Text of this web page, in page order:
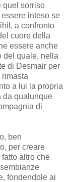
quel sorriso
inteso se
a confronto
cuore della
essere anche
del quale, nella
di Desmair per
a lui la propria
da qualunque
di
ben
per creare
altro che
fondendole ai